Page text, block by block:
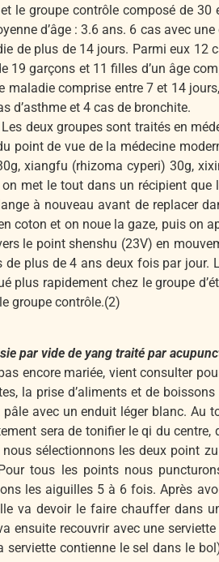
le groupe contrôle composé de
d’âge : 3.6 ans. 6 cas avec
de plus de 14 jours. Parmi eux
19 garçons et 11 filles d’un âge
maladie comprise entre 7 et 14
d’asthme et 4 cas de bronchite.
deux groupes sont traités en
point de vue de la médecine
xiangfu (rhizoma cyperi) 30g,
met le tout dans un récipient
à nouveau avant de replacer
coton et on noue la gaze, puis on
le point shenshu (23V) en
de plus de 4 ans deux fois par
plus rapidement chez le groupe
groupe contrôle.(2)
par vide de yang traité par
encore mariée, vient consulter
la prise d’aliments et de
avec un enduit léger blanc. Au
sera de tonifier le qi du
sélectionnons les deux point
tous les points nous
les aiguilles 5 à 6 fois. Après
va devoir le faire chauffer dans
ensuite recouvrir avec une
contienne le sel dans le